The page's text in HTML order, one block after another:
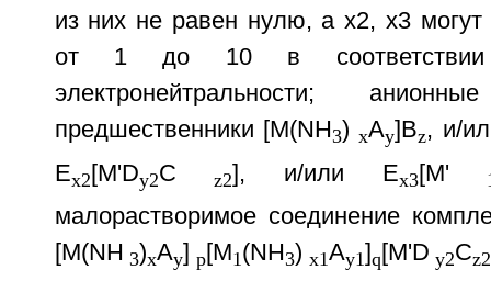
из них не равен нулю, а х2, х3 могут
от 1 до 10 в
электронейтральности;
предшественники [M(NH 3) xAу]Bz, и/
Ex2 [M'Dу2C z2], и/или Еx3[М'
малорастворимое соединение
[M(NH 3)xAу] p[M1(NH3) x1Aу1]q [M'D у2Cz2